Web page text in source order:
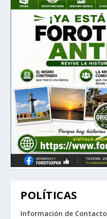
POLÍTICAS
Información de Contacto